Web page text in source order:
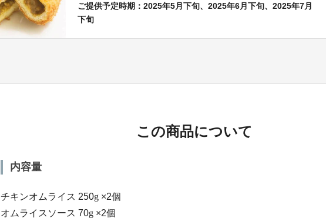
ご提供予定時期：2025年5月下旬、2025年6月下旬、2025年7月
下旬
この商品について
内容量
チキンオムライス 250g ×2個
オムライスソース 70g ×2個